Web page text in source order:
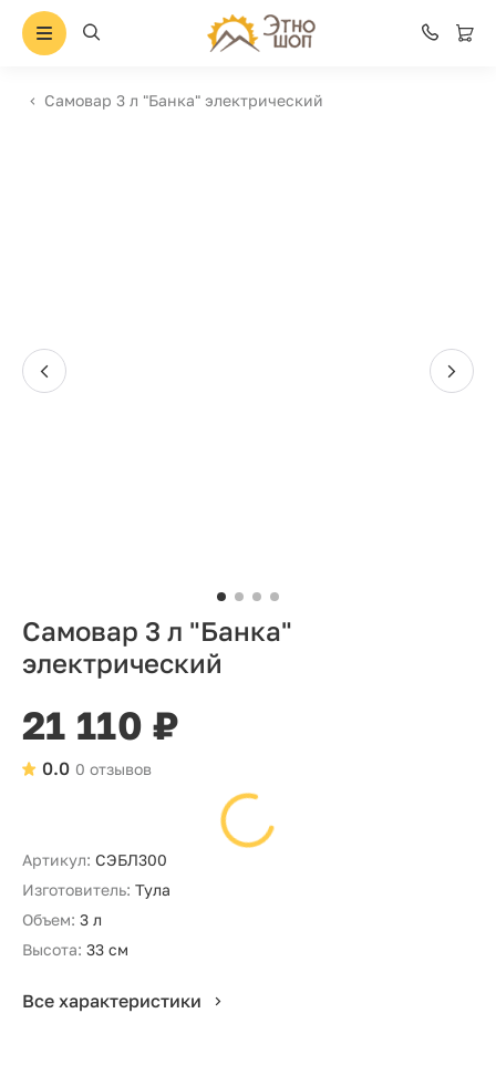
Самовар 3 л "Банка" электрический
Самовар 3 л "Банка"
электрический
21 110 ₽
0 отзывов
0.0
Артикул: СЭБЛ300
Изготовитель: Тула
Объем: 3 л
Высота: 33 см
Все характеристики